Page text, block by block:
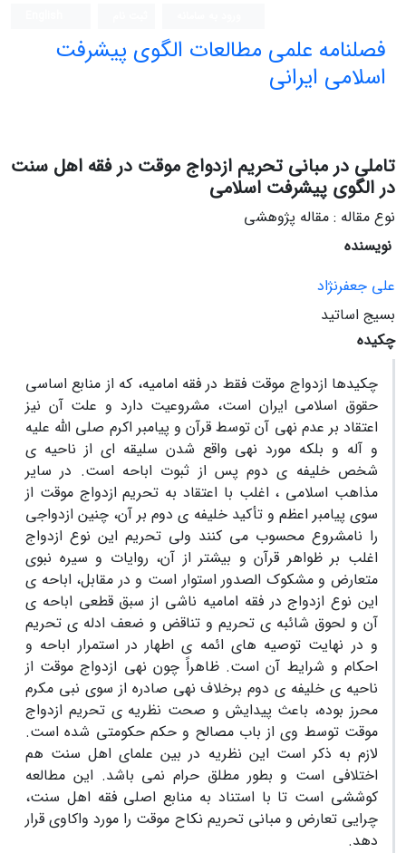
فصلنامه علمی مطالعات الگوی پیشرفت
اسلامی ایرانی
تاملی در مبانی تحریم ازدواج موقت در فقه اهل سنت
در الگوی پیشرفت اسلامی
نوع مقاله : مقاله پژوهشی
نویسنده
علی جعفرنژاد
بسیج اساتید
چکیده
چکیدها ازدواج موقت فقط در فقه امامیه، که از منابع اساسی
حقوق اسلامی ایران است، مشروعیت دارد و علت آن نیز
اعتقاد بر عدم نهی آن توسط قرآن و پیامبر اکرم صلی الله علیه
و آله و بلکه مورد نهی واقع شدن سلیقه ای از ناحیه ی
شخص خلیفه ی دوم پس از ثبوت اباحه است. در سایر
مذاهب اسلامی ، اغلب با اعتقاد به تحریم ازدواج موقت از
سوی پیامبر اعظم و تأکید خلیفه ی دوم بر آن، چنین ازدواجی
را نامشروع محسوب می کنند ولی تحریم این نوع ازدواج
اغلب بر ظواهر قرآن و بیشتر از آن، روایات و سیره نبوی
متعارض و مشکوک الصدور استوار است و در مقابل، اباحه ی
این نوع ازدواج در فقه امامیه ناشی از سبق قطعی اباحه ی
آن و لحوق شائبه ی تحریم و تناقض و ضعف ادله ی تحریم
و در نهایت توصیه های ائمه ی اطهار در استمرار اباحه و
احکام و شرایط آن است. ظاهراً چون نهی ازدواج موقت از
ناحیه ی خلیفه ی دوم برخلاف نهی صادره از سوی نبی مکرم
محرز بوده، باعث پیدایش و صحت نظریه ی تحریم ازدواج
موقت توسط وی از باب مصالح و حکم حکومتی شده است.
لازم به ذکر است این نظریه در بین علمای اهل سنت هم
اختلافی است و بطور مطلق حرام نمی باشد. این مطالعه
کوششی است تا با استناد به منابع اصلی فقه اهل سنت،
چرایی تعارض و مبانی تحریم نکاح موقت را مورد واکاوی قرار
دهد.